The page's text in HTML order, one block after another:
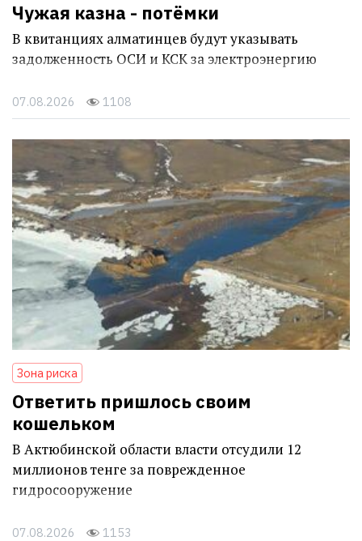
Чужая казна - потёмки
В квитанциях алматинцев будут указывать
задолженность ОСИ и КСК за электроэнергию
07.08.2026 1108
Зона риска
Ответить пришлось своим
кошельком
В Актюбинской области власти отсудили 12
миллионов тенге за поврежденное
гидросооружение
07.08.2026 1153